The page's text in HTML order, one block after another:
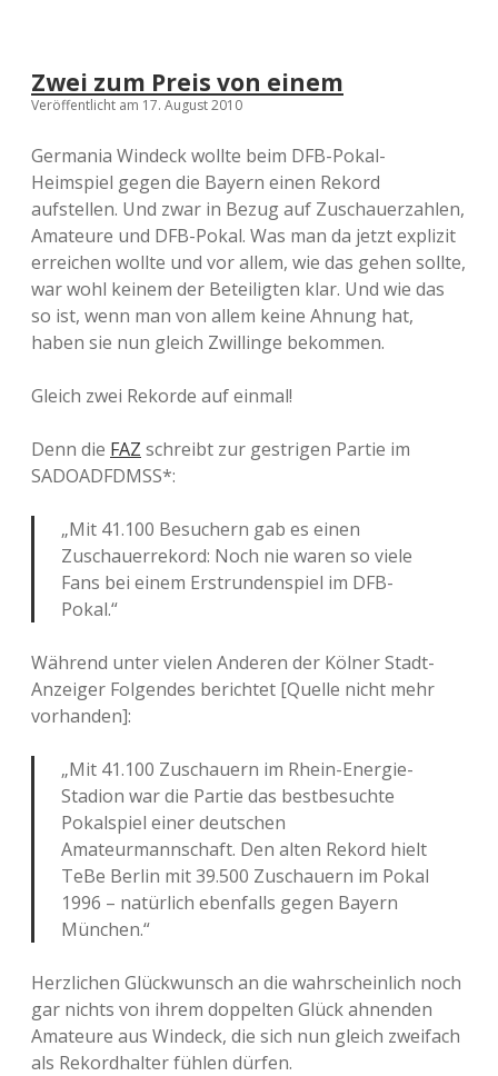
z
t
n
Zwei zum Preis von einem
Veröffentlicht am 17. August 2010
Germania Windeck wollte beim DFB-Pokal-
Heimspiel gegen die Bayern einen Rekord
aufstellen. Und zwar in Bezug auf Zuschauerzahlen,
Amateure und DFB-Pokal. Was man da jetzt explizit
erreichen wollte und vor allem, wie das gehen sollte,
war wohl keinem der Beteiligten klar. Und wie das
so ist, wenn man von allem keine Ahnung hat,
haben sie nun gleich Zwillinge bekommen.
Gleich zwei Rekorde auf einmal!
Denn die FAZ schreibt zur gestrigen Partie im
SADOADFDMSS*:
„Mit 41.100 Besuchern gab es einen
Zuschauerrekord: Noch nie waren so viele
Fans bei einem Erstrundenspiel im DFB-
Pokal.“
Während unter vielen Anderen der Kölner Stadt-
Anzeiger Folgendes berichtet [Quelle nicht mehr
vorhanden]:
„Mit 41.100 Zuschauern im Rhein-Energie-
Stadion war die Partie das bestbesuchte
Pokalspiel einer deutschen
Amateurmannschaft. Den alten Rekord hielt
TeBe Berlin mit 39.500 Zuschauern im Pokal
1996 – natürlich ebenfalls gegen Bayern
München.“
Herzlichen Glückwunsch an die wahrscheinlich noch
gar nichts von ihrem doppelten Glück ahnenden
Amateure aus Windeck, die sich nun gleich zweifach
als Rekordhalter fühlen dürfen.